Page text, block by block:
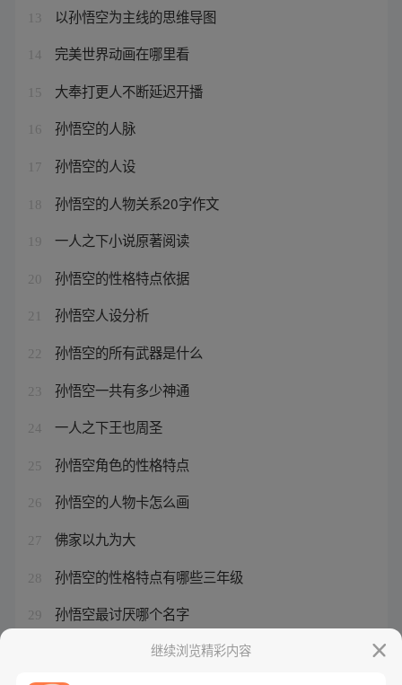
13 以孙悟空为主线的思维导图
14 完美世界动画在哪里看
15 大奉打更人不断延迟开播
16 孙悟空的人脉
17 孙悟空的人设
18 孙悟空的人物关系20字作文
19 一人之下小说原著阅读
20 孙悟空的性格特点依据
21 孙悟空人设分析
22 孙悟空的所有武器是什么
23 孙悟空一共有多少神通
24 一人之下王也周圣
25 孙悟空角色的性格特点
26 孙悟空的人物卡怎么画
27 佛家以九为大
28 孙悟空的性格特点有哪些三年级
29 孙悟空最讨厌哪个名字
孙悟空人物设定介绍图继续浏览精彩内容